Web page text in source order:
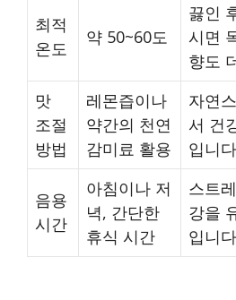
최적
온도
약 50~60도
끓인
시면
향도
맛
조절
방법
레몬즙이나
약간의 천연
감미료 활용
자연
서 건
입니
음용
시간
아침이나 저
녁, 간단한
휴식 시간
스트
강을
입니